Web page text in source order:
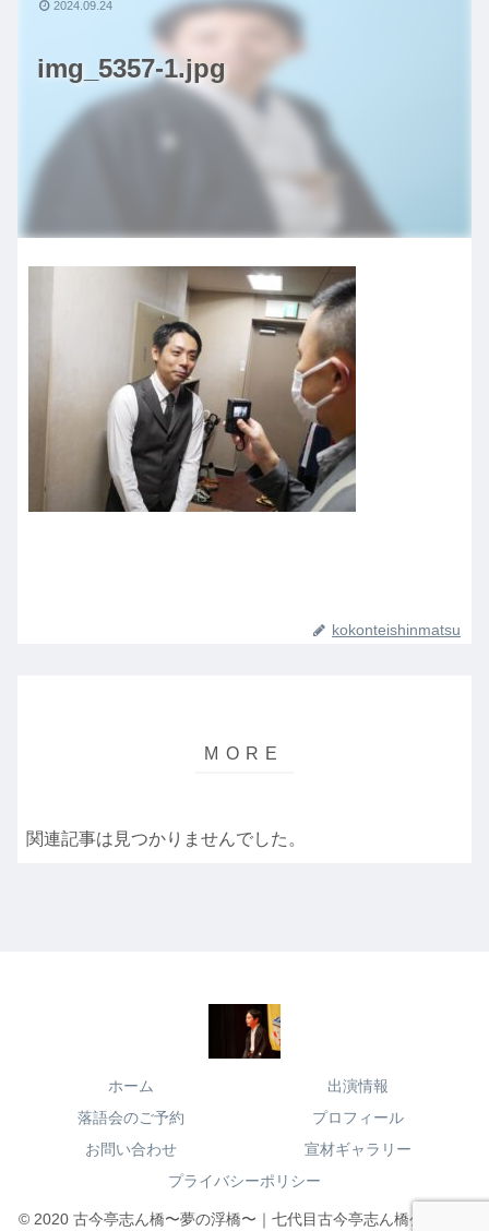
img_5357-1.jpg
2024.09.24
kokonteishinmatsu
関連記事は見つかりませんでした。
ホーム
出演情報
落語会のご予約
プロフィール
お問い合わせ
宣材ギャラリー
プライバシーポリシー
© 2020 古今亭志ん橋〜夢の浮橋〜｜七代目古今亭志ん橋公式サイ